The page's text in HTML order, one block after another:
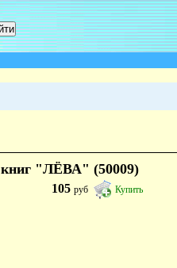
книг "ЛЁВА" (50009)
105руб Купить